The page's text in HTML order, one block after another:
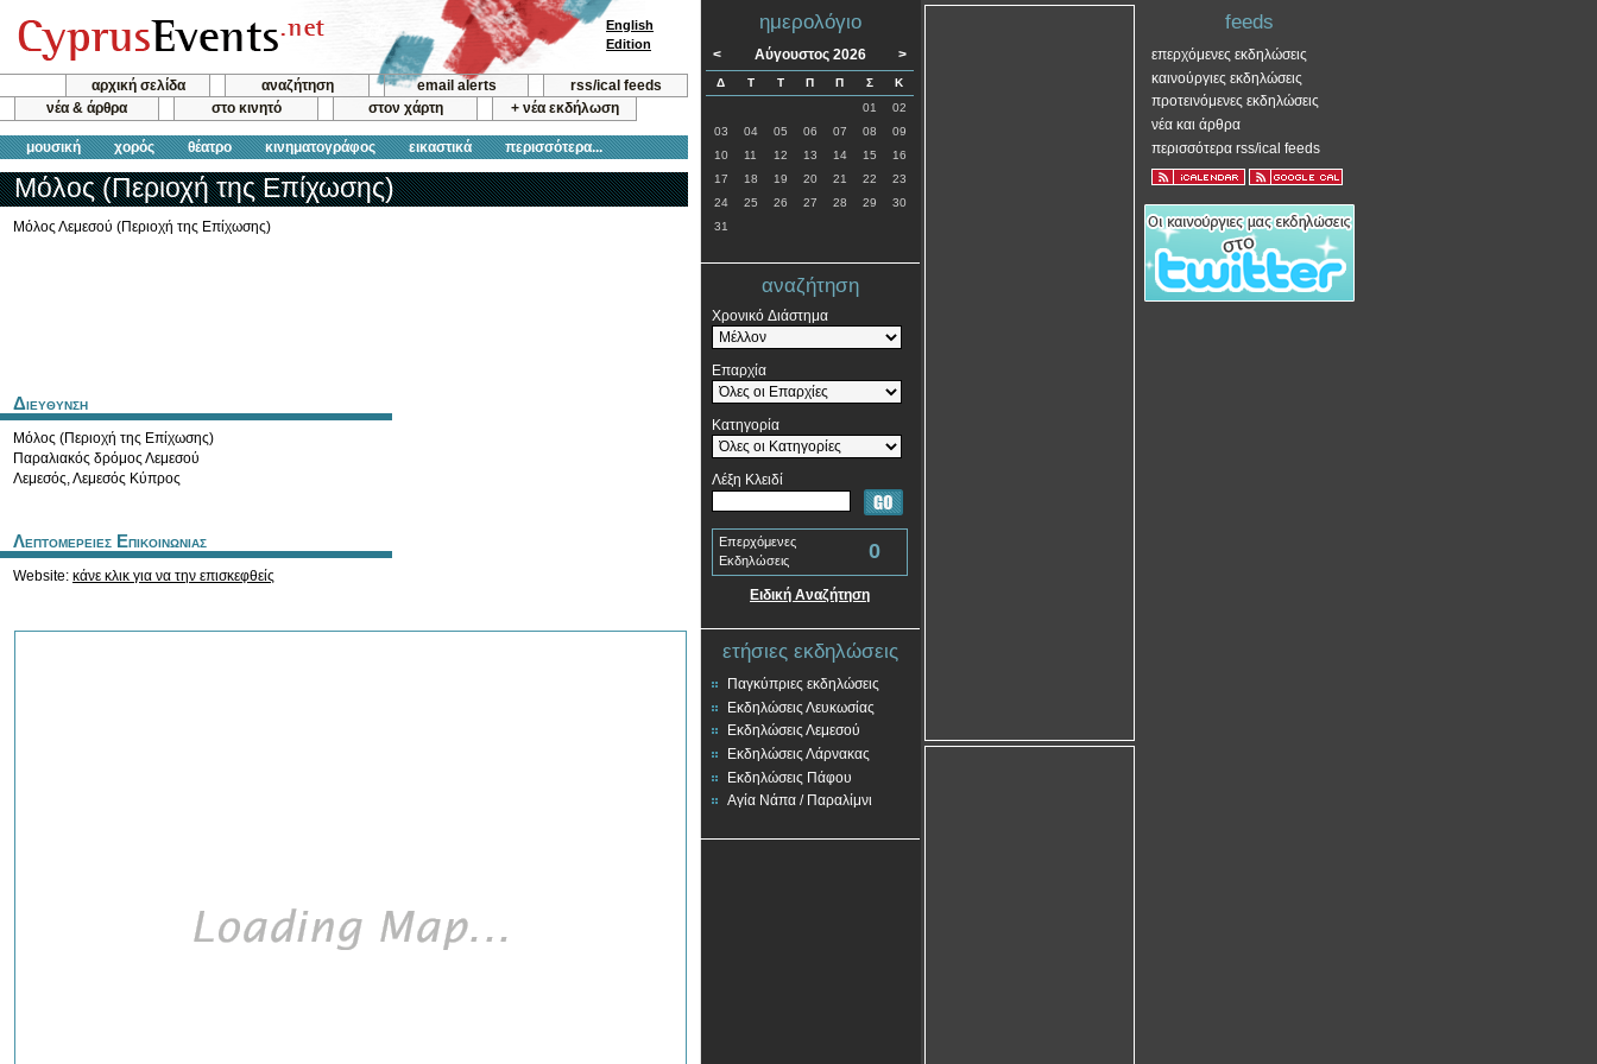
αρχική σελίδα αναζήτηση email alerts
rss/ical feeds
νέα & άρθρα
στο κινητό στον χάρτη + νέα εκδήλωση
μουσική χορός θέατρο κινηματογράφος εικαστικά περισσότερα...
English
Edition
Μόλος (Περιοχή της Επίχωσης)
Μόλος Λεμεσού (Περιοχή της Επίχωσης)
Διευθυνση
Μόλος (Περιοχή της Επίχωσης)
Παραλιακός δρόμος Λεμεσού
Λεμεσός,Λεμεσός Κύπρος
Λεπτομερειες Επικοινωνιας
Website: κάνε κλικ για να την επισκεφθείς
ημερολόγιο
< Αύγουστος 2026 >
Δ Τ Τ Π Π Σ
Κ
01
02
03
04 05 06 07 08
09
10
11 12 13 14 15
16
17
18 19 20 21 22
23
24
25 26 27 28 29
30
31
αναζήτηση
Χρονικό Διάστημα
Επαρχία
Κατηγορία
Λέξη Κλειδί
Επερχόμενες
Εκδηλώσεις
0
Ειδική Αναζήτηση
ετήσιες εκδηλώσεις
Παγκύπριες εκδηλώσεις
Εκδηλώσεις Λευκωσίας
Εκδηλώσεις Λεμεσού
Εκδηλώσεις Λάρνακας
Εκδηλώσεις Πάφου
Αγία Νάπα / Παραλίμνι
feeds
επερχόμενες εκδηλώσεις
καινούργιες εκδηλώσεις
προτεινόμενες εκδηλώσεις
νέα και άρθρα
περισσότερα rss/ical feeds